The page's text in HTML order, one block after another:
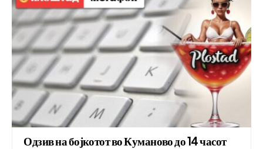
Одзив на бојкотот во Куманово до 14 часот